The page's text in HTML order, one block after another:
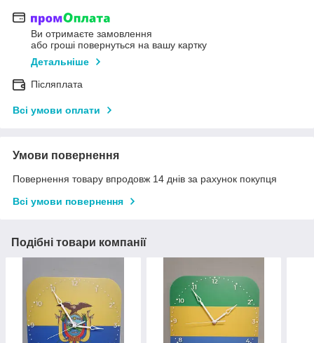
Ви отримаєте замовлення
або гроші повернуться на вашу картку
Детальніше
Післяплата
Всі умови оплати
Умови повернення
Повернення товару впродовж 14 днів за рахунок покупця
Всі умови повернення
Подібні товари компанії